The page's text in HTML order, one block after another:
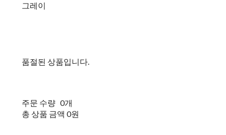
그레이
품절된 상품입니다.
주문 수량 0개
총 상품 금액 0원